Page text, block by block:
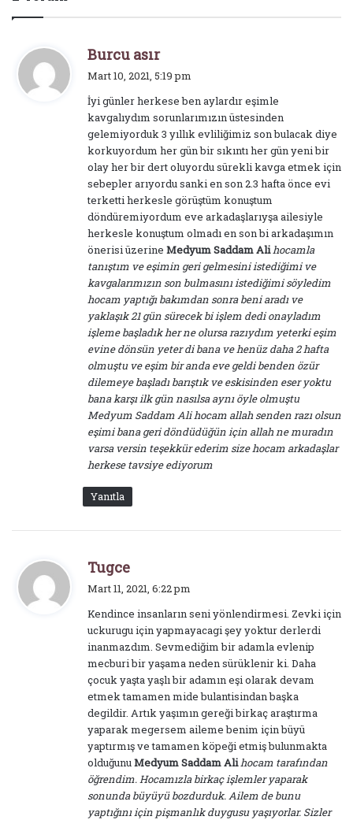
Burcu asırd
e
i
k
i
:
Mart 10, 2021, 5:19 pm
İyi günler herkese ben aylardır eşimle
kavgalıydım sorunlarımızın üstesinden
gelemiyorduk 3 yıllık evliliğimiz son bulacak diye
korkuyordum her gün bir sıkıntı her gün yeni bir
olay her bir dert oluyordu sürekli kavga etmek için
sebepler arıyordu sanki en son 2.3 hafta önce evi
terketti herkesle görüştüm konuştum
döndüremiyordum eve arkadaşlarıyşa ailesiyle
herkesle konuştum olmadı en son bi arkadaşımın
önerisi üzerine Medyum Saddam Alihocamla
tanıştım ve eşimin geri gelmesini istediğimi ve
kavgalarımızın son bulmasını istediğimi söyledim
hocam yaptığı bakımdan sonra beni aradı ve
yaklaşık 21 gün sürecek bi işlem dedi onayladım
işleme başladık her ne olursa razıydım yeterki eşim
evine dönsün yeter di bana ve henüz daha 2 hafta
olmuştu ve eşim bir anda eve geldi benden özür
dilemeye başladı barıştık ve eskisinden eser yoktu
bana karşı ilk gün nasılsa aynı öyle olmuştu
Medyum Saddam Ali hocam allah senden razı olsun
eşimi bana geri döndüdüğün için allah ne muradın
varsa versin teşekkür ederim size hocam arkadaşlar
herkese tavsiye ediyorum
Yanıtla
Tugce
i
k
i
:
Mart 11, 2021, 6:22 pm
Kendince insanların seni yönlendirmesi. Zevki için
uckurugu için yapmayacagi şey yoktur derlerdi
inanmazdım. Sevmediğim bir adamla evlenip
mecburi bir yaşama neden sürüklenir ki. Daha
çocuk yaşta yaşlı bir adamın eşi olarak devam
etmek tamamen mide bulantisindan başka
degildir. Artık yaşımın gereği birkaç araştırma
yaparak megersem aileme benim için büyü
yaptırmış ve tamamen köpeği etmiş bulunmakta
olduğunuMedyum Saddam Alihocam tarafından
öğrendim. Hocamızla birkaç işlemler yaparak
sonunda büyüyü bozdurduk. Ailem de bunu
yaptığını için pişmanlık duygusu yaşıyorlar. Sizler